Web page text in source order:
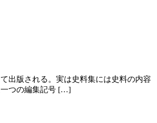
出版される。実は史料集には史料の内容
一つの編集記号 […]